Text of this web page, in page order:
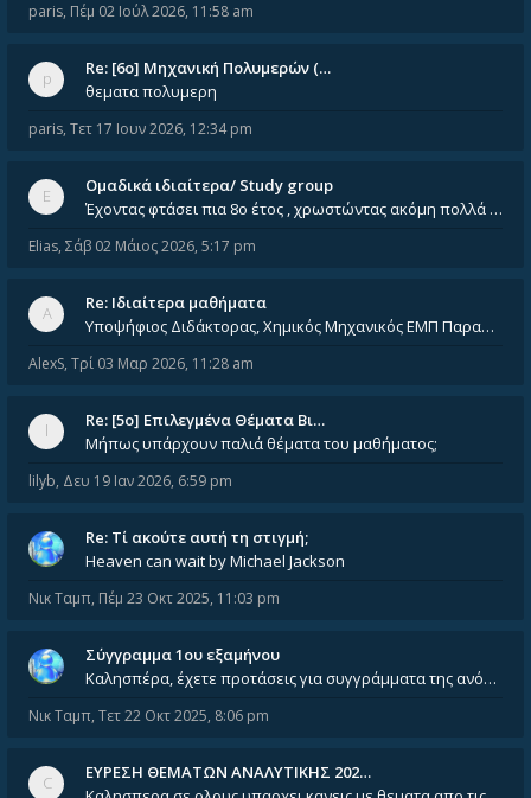
paris, Πέμ 02 Ιούλ 2026, 11:58 am
Re: [6o] Mηχανική Πολυμερών (…
θεματα πολυμερη
paris, Τετ 17 Ιουν 2026, 12:34 pm
Ομαδικά ιδιαίτερα/ Study group
Έχοντας φτάσει πια 8ο έτος , χρωστώντας ακόμη πολλά και χωρίς καμία όρεξη ούτε να διαβάσω μόνος μου ούτε να παρακολουθήσ
Elias, Σάβ 02 Μάιος 2026, 5:17 pm
Re: Ιδιαίτερα μαθήματα
Υποψήφιος Διδάκτορας, Χημικός Μηχανικός ΕΜΠ Παραδίδω ιδιαίτερα μαθήματα μέσης και ανώτατης εκπαίδευσης σε θετικές και τε
AlexS, Τρί 03 Μαρ 2026, 11:28 am
Re: [5ο] Επιλεγμένα Θέματα Βι…
Μήπως υπάρχουν παλιά θέματα του μαθήματος;
lilyb, Δευ 19 Ιαν 2026, 6:59 pm
Re: Tί ακούτε αυτή τη στιγμή;
Heaven can wait by Michael Jackson
Νικ Ταμπ, Πέμ 23 Οκτ 2025, 11:03 pm
Σύγγραμμα 1ου εξαμήνου
Καλησπέρα, έχετε προτάσεις για συγγράμματα της ανόργανης χημείας? Είμαι ανάμεσα σε Λιοδάκη, Chung και Atkins
Νικ Ταμπ, Τετ 22 Οκτ 2025, 8:06 pm
ΕΥΡΕΣΗ ΘΕΜΑΤΩΝ ΑΝΑΛΥΤΙΚΗΣ 202…